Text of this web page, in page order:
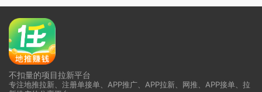
不扣量的项目拉新平台
专注地推拉新、注册单接单、APP推广、APP拉新、网推、APP接单、拉